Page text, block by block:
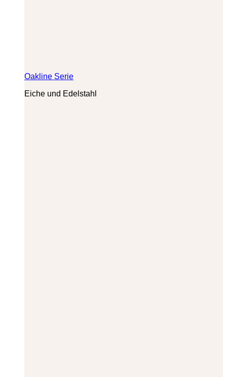
Oakline Serie
Eiche und Edelstahl